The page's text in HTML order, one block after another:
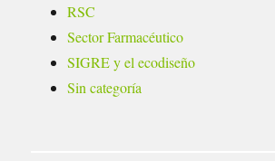
RSC
Sector Farmacéutico
SIGRE y el ecodiseño
Sin categoría